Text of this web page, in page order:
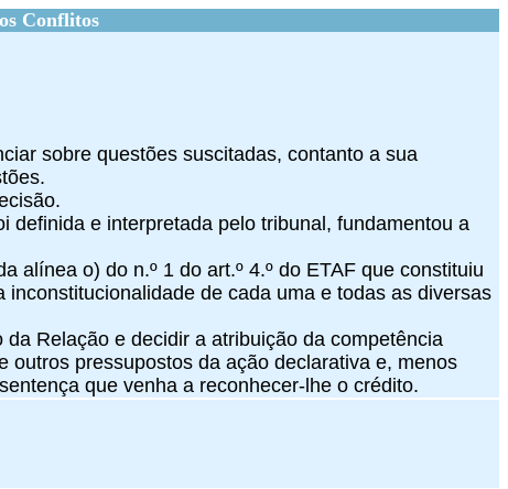
Conflitos
sobre questões suscitadas, contanto a sua
definida e interpretada pelo tribunal, fundamentou a
alínea o) do n.º 1 do art.º 4.º do ETAF que constituiu
de cada uma e todas as diversas
Relação e decidir a atribuição da competência
outros pressupostos da ação declarativa e, menos
que venha a reconhecer-lhe o crédito.